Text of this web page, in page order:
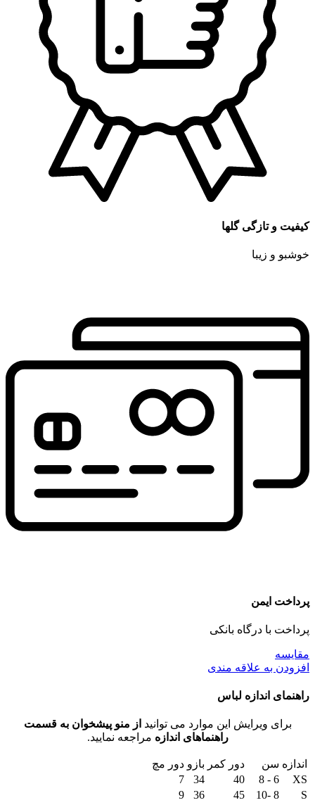
کیفیت و تازگی گلها
خوشبو و زیبا
پرداخت ایمن
پرداخت با درگاه بانکی
مقايسه
افزودن به علاقه مندی
راهنمای اندازه لباس
برای ویرایش این موارد می توانید از منو پیشخوان به قسمت
راهنماهای اندازه مراجعه نمایید.
اندازه سن دور کمر بازو دور مچ
XS
6 - 8
40
34
7
S
8 -10
45
36
9